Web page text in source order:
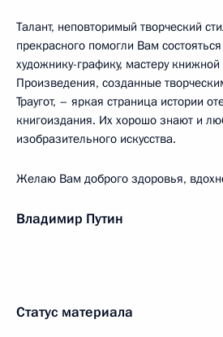
Талант, неповторимый творческий
прекрасного помогли Вам
художнику-графику, мастеру
Произведения, созданные
Траугот, – яркая страница истории
книгоиздания. Их хорошо знают и
изобразительного искусства.
Желаю Вам доброго здоровья,
Владимир Путин
Статус материала